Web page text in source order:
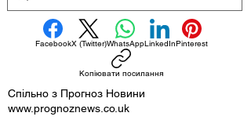
FacebookX (Twitter)WhatsAppLinkedInPinterest
Копіювати посилання
Спільно з Прогноз Новини
www.prognoznews.co.uk